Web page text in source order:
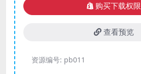
购买下载权限
查看预览
资源编号: pb011